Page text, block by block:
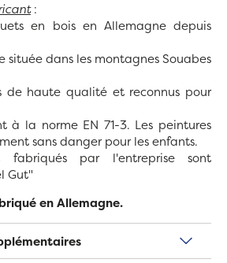
:
en bois en Allemagne depuis
située dans les montagnes Souabes
de haute qualité et reconnus pour
à la norme EN 71-3. Les peintures
sans danger pour les enfants.
fabriqués par l'entreprise sont
Gut"
en Allemagne.